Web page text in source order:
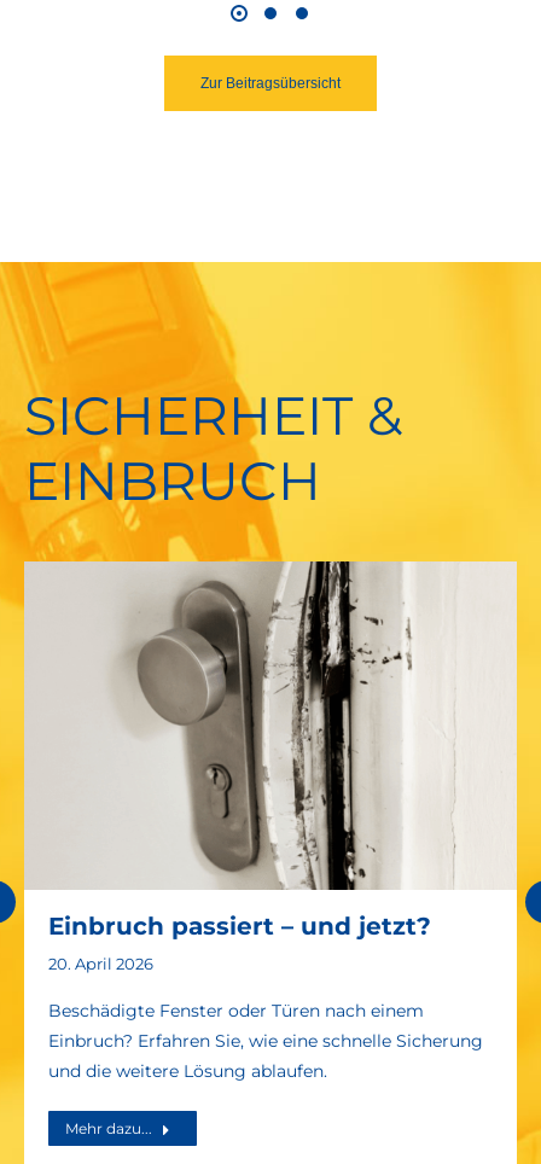
Zur Beitragsübersicht
SICHERHEIT &
EINBRUCH
Einbruch passiert – und jetzt?
20. April 2026
Beschädigte Fenster oder Türen nach einem
Einbruch? Erfahren Sie, wie eine schnelle Sicherung
und die weitere Lösung ablaufen.
Mehr dazu...